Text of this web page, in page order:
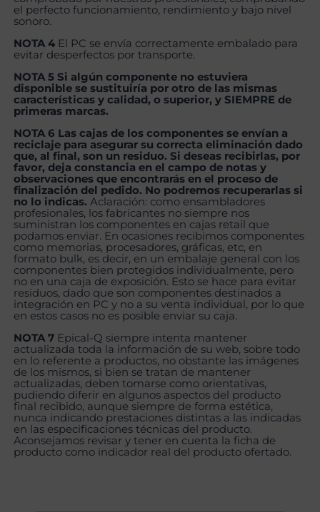
el perfecto funcionamiento, rendimiento y bajo nivel
sonoro.
NOTA 4 El PC se envía correctamente embalado para
evitar desperfectos por transporte.
NOTA 5 Si algún componente no estuviera
disponible se sustituiría por otro de las mismas
características y calidad, o superior, y SIEMPRE de
primeras marcas.
NOTA 6 Las cajas de los componentes se envían a
reciclaje para asegurar su correcta eliminación dado
que, al final, son un residuo. Si deseas recibirlas, por
favor, deja constancia en el campo de notas y
observaciones que encontrarás en el proceso de
finalización del pedido. No podremos recuperarlas si
no lo indicas. Aclaración: como ensambladores
profesionales, los fabricantes no siempre nos
suministran los componentes en cajas retail que
podamos enviar. En ocasiones recibimos componentes
como memorias, procesadores, gráficas, etc, en
formato bulk, es decir, en un embalaje general con los
componentes bien protegidos individualmente, pero
no en una caja de exposición. Esto se hace para evitar
residuos, dado que son componentes destinados a
integración en PC y no a su venta individual, por lo que
en estos casos no es posible enviar su caja.
NOTA 7 Epical-Q siempre intenta mantener
actualizada toda la información de su web, sobre todo
en lo referente a productos, no obstante las imágenes
de los mismos, si bien se tratan de mantener
actualizadas, deben tomarse como orientativas,
pudiendo diferir en algunos aspectos del producto
final recibido, aunque siempre de forma estética,
nunca indicando prestaciones distintas a las indicadas
en las especificaciones técnicas del producto.
Aconsejamos revisar y tener en cuenta la ficha de
producto como indicador real del producto ofertado.